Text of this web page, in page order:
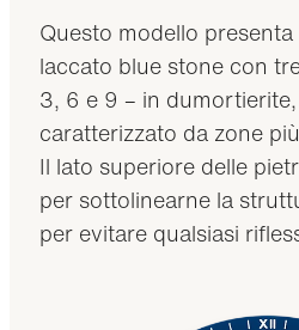
Questo modello
laccato blue stone con
3, 6 e 9 – in
caratterizzato da zone
Il lato superiore delle
per sottolinearne la
per evitare qualsiasi